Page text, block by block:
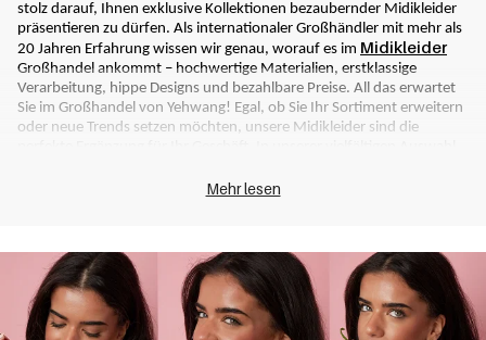
stolz darauf, Ihnen exklusive Kollektionen bezaubernder Midikleider
präsentieren zu dürfen. Als internationaler Großhändler mit mehr als
20 Jahren Erfahrung wissen wir genau, worauf es im Midikleider
Großhandel ankommt – hochwertige Materialien, erstklassige
Verarbeitung, hippe Designs und bezahlbare Preise. All das erwartet
Sie im Großhandel von Yehwang! Egal, ob Sie Ihr Sortiment erweitern
oder neue Trends setzen möchten, unsere Midikleider sind die
finden Sie bei uns die Stoffe, aus denen die Bekleidungsträume Ihrer
Kunden gestrickt sind. Mehr zu den Produkten sowie Vorteilen im
Midikleider Großhandel erfahren Sie hier.
Was zeichnet unsere Produkte im Midikleider Großhandel aus?
Mehr lesen